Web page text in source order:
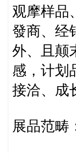
观摩样品
發商、经
外、且颠
感，计划
接洽、成
展品范畴